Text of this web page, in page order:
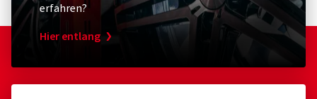
erfahren?
Hier entlang